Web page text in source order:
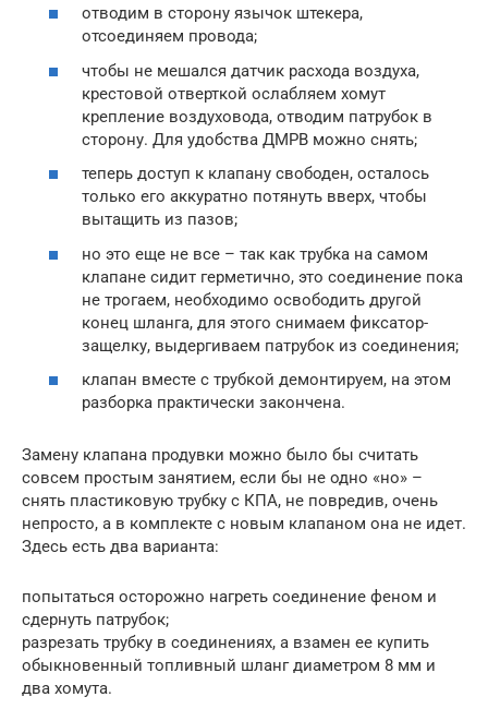
отводим в сторону язычок штекера,
отсоединяем провода;
чтобы не мешался датчик расхода воздуха,
крестовой отверткой ослабляем хомут
крепление воздуховода, отводим патрубок в
сторону. Для удобства ДМРВ можно снять;
теперь доступ к клапану свободен, осталось
только его аккуратно потянуть вверх, чтобы
вытащить из пазов;
но это еще не все – так как трубка на самом
клапане сидит герметично, это соединение пока
не трогаем, необходимо освободить другой
конец шланга, для этого снимаем фиксатор-
защелку, выдергиваем патрубок из соединения;
клапан вместе с трубкой демонтируем, на этом
разборка практически закончена.
Замену клапана продувки можно было бы считать
совсем простым занятием, если бы не одно «но» –
снять пластиковую трубку с КПА, не повредив, очень
непросто, а в комплекте с новым клапаном она не идет.
Здесь есть два варианта:
попытаться осторожно нагреть соединение феном и
сдернуть патрубок;
разрезать трубку в соединениях, а взамен ее купить
обыкновенный топливный шланг диаметром 8 мм и
два хомута.